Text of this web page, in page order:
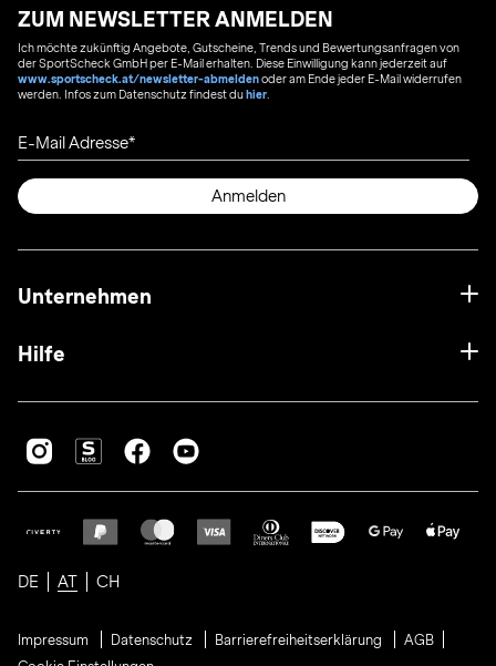
ZUM NEWSLETTER ANMELDEN
Ich möchte zukünftig Angebote, Gutscheine, Trends und Bewertungsanfragen von
der SportScheck GmbH per E-Mail erhalten. Diese Einwilligung kann jederzeit auf
www.sportscheck.at/newsletter-abmeldenoder am Ende jeder E-Mail widerrufen
werden. Infos zum Datenschutz findest duhier
E-Mail Adresse
Anmelden
Unternehmen
Hilfe
DE AT CH
Impressum Datenschutz Barrierefreiheitserklärung
AGB